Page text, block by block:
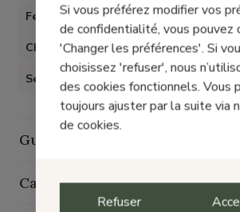
Fermeture
Chaussant
Semelle
Guide des tailles
Caractéristiques de durabilité
Si vous préférez modifier vos
de confidentialité, vous pouvez
'Changer les préférences'. Si
choisissez 'refuser', nous
des cookies fonctionnels. Vous
toujours ajuster par la suite via
de cookies.
Refuser